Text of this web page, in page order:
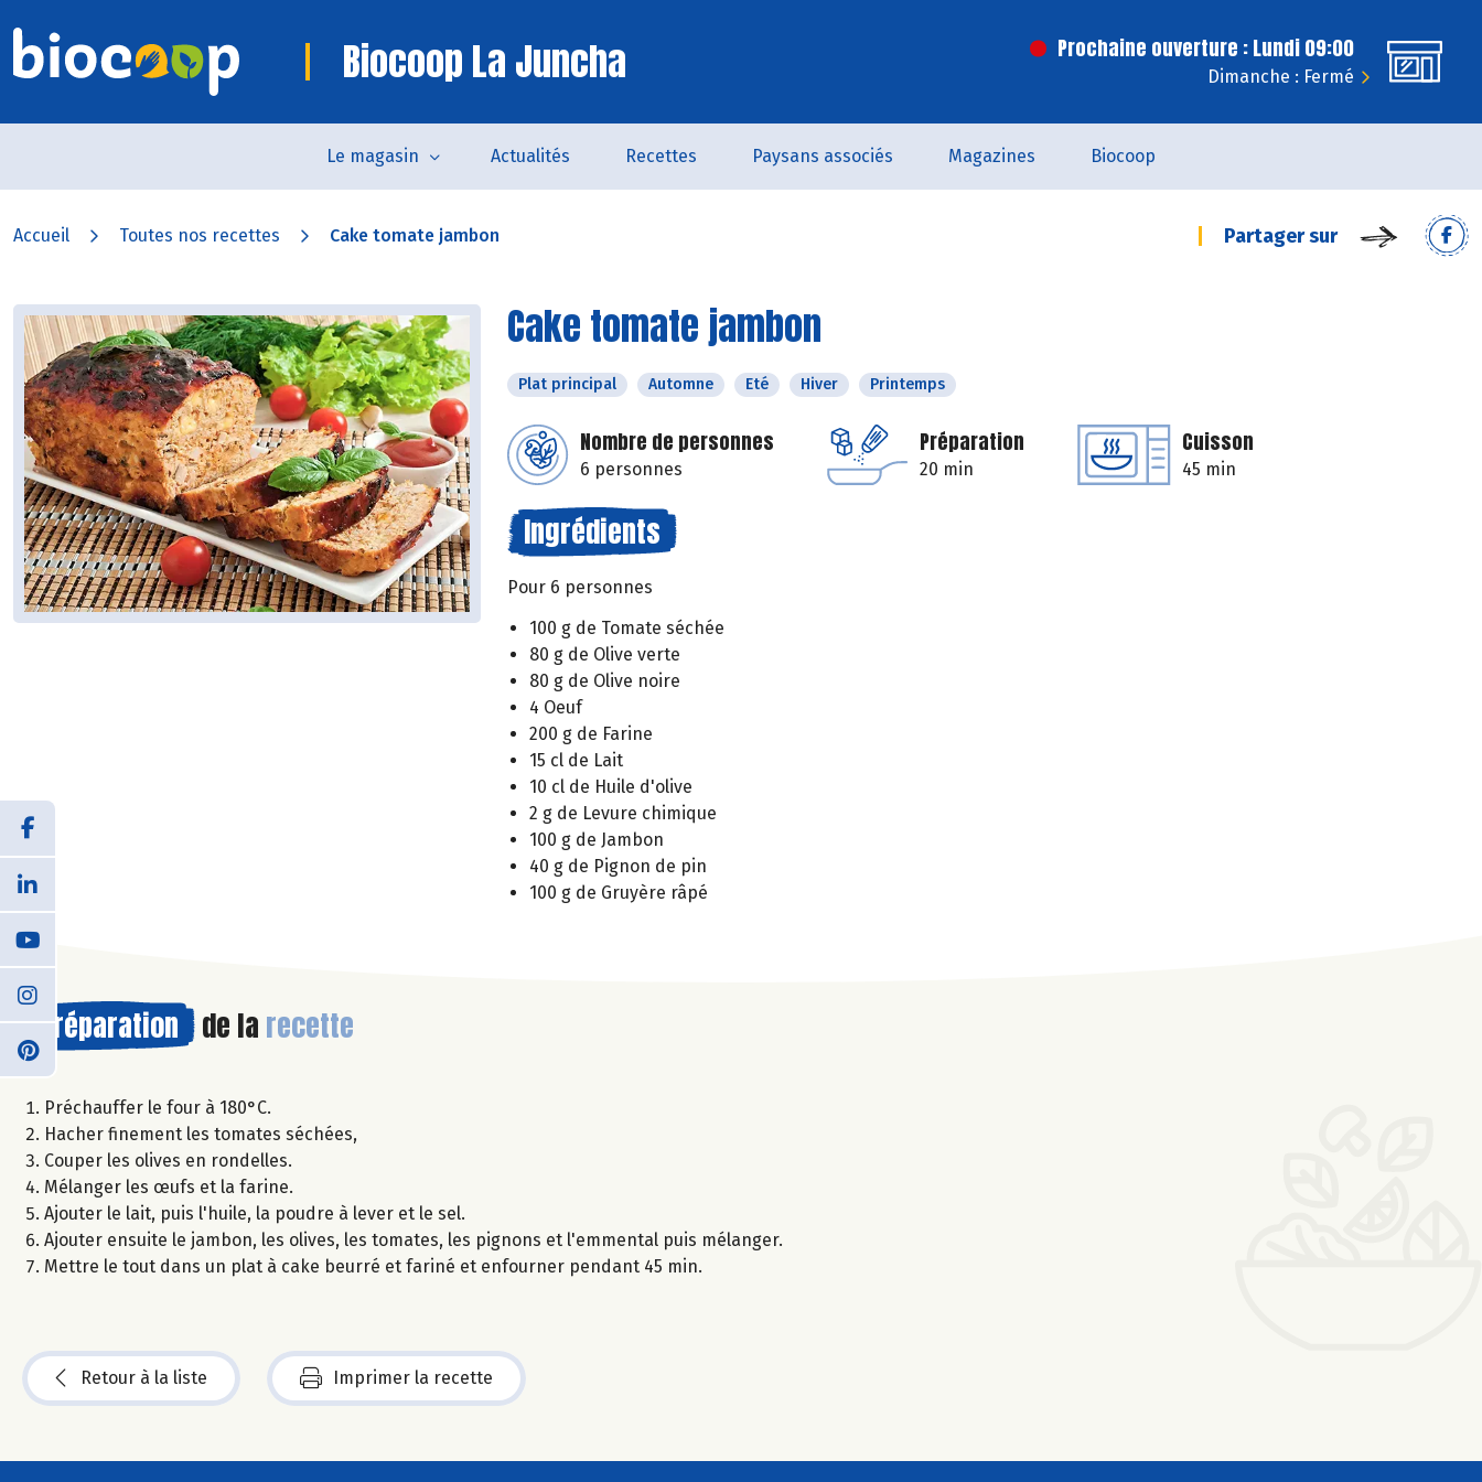
Biocoop La Juncha Prochaine ouverture : Lundi 09:00
Dimanche : Fermé
Le magasin Actualités Recettes Paysans associés Magazines Biocoop
Accueil Toutes nos recettes Cake tomate jambon Partager sur
Cake tomate jambon
Plat principal Automne Eté Hiver Printemps
Nombre de personnes
6 personnes
Préparation
20 min
Cuisson
45 min
Ingrédients
Pour 6 personnes
100 g de Tomate séchée
80 g de Olive verte
80 g de Olive noire
4 Oeuf
200 g de Farine
15 cl de Lait
10 cl de Huile d'olive
2 g de Levure chimique
100 g de Jambon
40 g de Pignon de pin
100 g de Gruyère râpé
Préparation de la recette
Préchauffer le four à 180°C.
Hacher finement les tomates séchées,
Couper les olives en rondelles.
Mélanger les œufs et la farine.
Ajouter le lait, puis l'huile, la poudre à lever et le sel.
Ajouter ensuite le jambon, les olives, les tomates, les pignons et l'emmental puis mélanger.
Mettre le tout dans un plat à cake beurré et fariné et enfourner pendant 45 min.
Retour à la liste Imprimer la recette